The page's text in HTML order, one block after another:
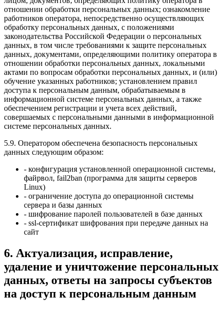
отношении обработки персональных данных; ознакомление
работников оператора, непосредственно осуществляющих
обработку персональных данных, с положениями
законодательства Российской Федерации о персональных
данных, в том числе требованиями к защите персональных
данных, документами, определяющими политику оператора в
отношении обработки персональных данных, локальными
актами по вопросам обработки персональных данных, и (или)
обучение указанных работников; установлением правил
доступа к персональным данным, обрабатываемым в
информационной системе персональных данных, а также
обеспечением регистрации и учета всех действий,
совершаемых с персональными данными в информационной
системе персональных данных.
5.9. Оператором обеспечена безопасность персональных
данных следующим образом:
- конфигурация установленной операционной системы,
файрвол, fail2ban (программа для защиты серверов
Linux)
- ограничение доступа до операционной системы
сервера и базы данных
- шифрование паролей пользователей в базе данных
- ssl-сертификат шифрования при передаче данных на
сайт
6. Актуализация, исправление,
удаление и уничтожение персональных
данных, ответы на запросы субъектов
на доступ к персональным данным